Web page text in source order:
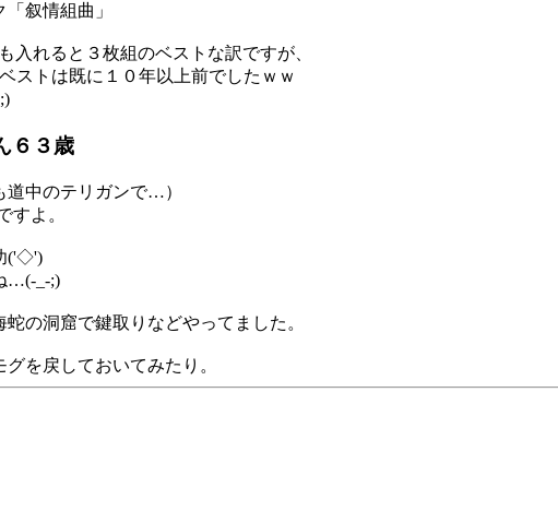
叙情組曲」
入れると３枚組のベストな訳ですが、
ストは既に１０年以上前でしたｗｗ
６３歳
道中のテリガンで…）
すよ。
('◇')ゞ
…(-_-;)
の洞窟で鍵取りなどやってました。
を戻しておいてみたり。